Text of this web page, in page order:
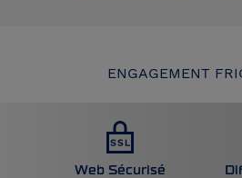
ENGAGEMENT
Web Sécurisé